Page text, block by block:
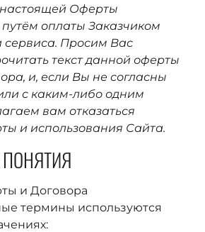
Оферты
путём оплаты Заказчиком
сервиса. Просим Вас
текст данной оферты
и, если Вы не согласны
с каким-либо одним
вам отказаться
и использования Сайта.
и Договора
термины используются